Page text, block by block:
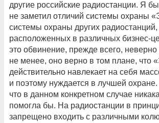
другие российские радиостанции. Я
не заметил отличий системы охраны
системы охраны других радиостанций,
расположенных в различных бизнес-
это обвинение, прежде всего,
не менее, оно верно в том плане, что
действительно навлекает на себя
и поэтому нуждается в лучшей охране.
что в данном конкретном случае
помогла бы. На радиостанции в
запрещено входить с различными